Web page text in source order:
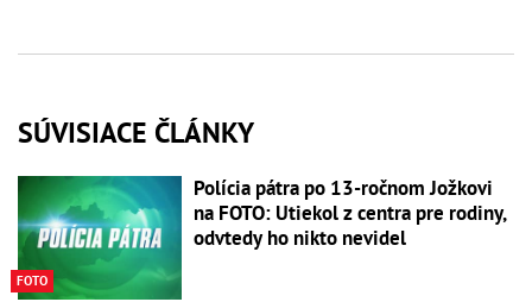
SÚVISIACE ČLÁNKY
FOTO
Polícia pátra po 13-ročnom Jožkovi
na FOTO: Utiekol z centra pre rodiny,
odvtedy ho nikto nevidel